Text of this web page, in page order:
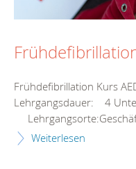
Frühdefibrillation Kurs
Lehrgangsdauer: 4
Weiterlesen